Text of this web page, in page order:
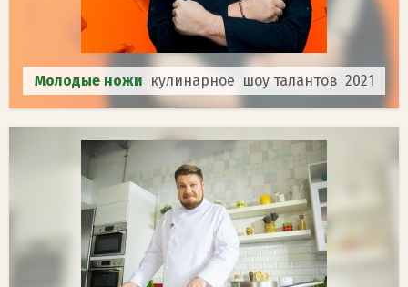
Молодые ножи кулинарное шоу талантов 2021